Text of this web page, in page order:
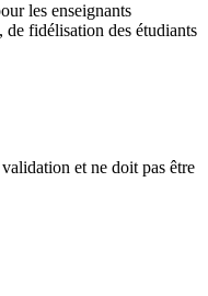
les enseignants
de fidélisation des étudiants
et ne doit pas être